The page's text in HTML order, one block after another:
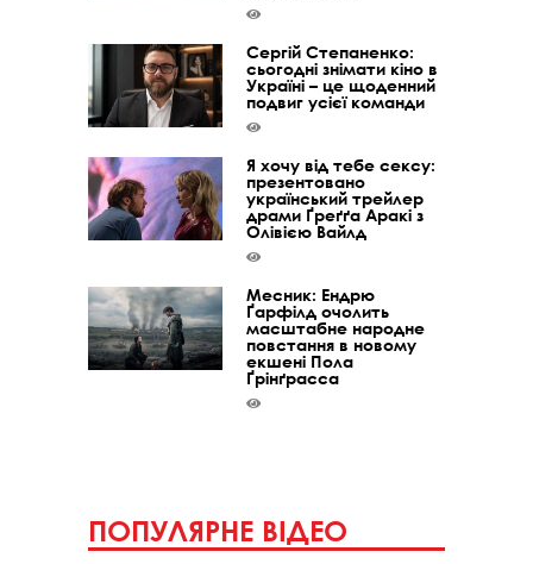
Сергій Степаненко:
сьогодні знімати кіно в
Україні – це щоденний
подвиг усієї команди
Я хочу від тебе сексу:
презентовано
український трейлер
драми Ґреґґа Аракі з
Олівією Вайлд
Месник: Ендрю
Ґарфілд очолить
масштабне народне
повстання в новому
екшені Пола
Ґрінґрасса
ПОПУЛЯРНЕ ВІДЕО